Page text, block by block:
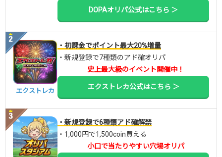
DOPAオリパ公式はこちら ＞
エクストレカ
・初課金でポイント最大20%増量
・新規登録で7種類のアド確オリパ
史上最大級のイベント開催中！
エクストレカ公式はこちら ＞
・新規登録で6種類アド確解禁
・1,000円で1,500coin買える
小口で当たりやすい穴場オリパ